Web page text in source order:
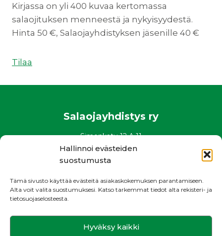
Hallinnoi evästeiden
suostumusta
Tämä sivusto käyttää evästeitä asiakaskokemuksen parantamiseen.
Alta voit valita suostumuksesi. Katso tarkemmat tiedot alta rekisteri- ja
tietosuojaselosteesta.
Hyväksy kaikki
Kirjassa on yli 400 kuvaa kertomassa
salaojituksen menneestä ja nykyisyydestä.
Hinta 50 €, Salaojayhdistyksen jäsenille 40 €
Tilaa
Salaojayhdistys ry
Simonkatu 12 A 11
00100 Helsinki
puh. 0400 882 136
salaojayhdistys@salaojayhdistys.fi